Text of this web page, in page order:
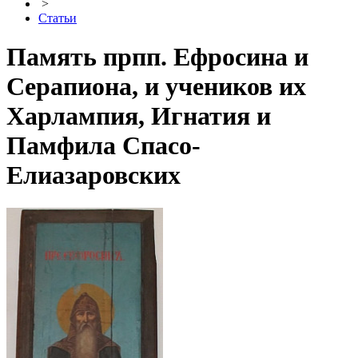
>
Статьи
Память прпп. Ефросина и
Серапиона, и учеников их
Харлампия, Игнатия и
Памфила Спасо-
Елиазаровских